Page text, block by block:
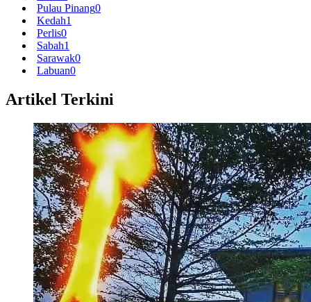
Pulau Pinang0
Kedah1
Perlis0
Sabah1
Sarawak0
Labuan0
Artikel Terkini